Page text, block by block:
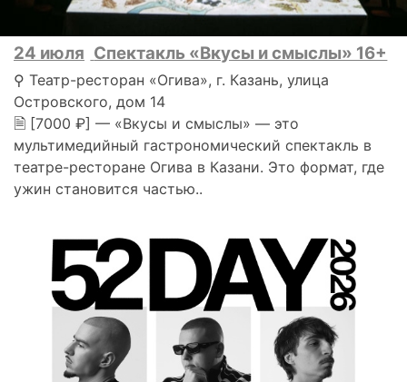
24 июля Спектакль «Вкусы и смыслы» 16+
⚲ Театр-ресторан «Огива», г. Казань, улица
Островского, дом 14
🗎 [7000 ₽] — «Вкусы и смыслы» — это
мультимедийный гастрономический спектакль в
театре-ресторане Огива в Казани. Это формат, где
ужин становится частью..